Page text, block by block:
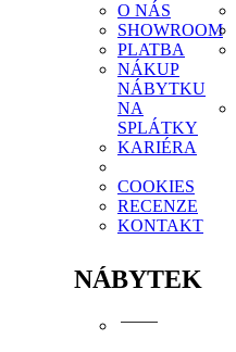
O NÁS
SHOWROOM
PLATBA
NÁKUP
NÁBYTKU
NA
SPLÁTKY
KARIÉRA
COOKIES
RECENZE
KONTAKT
NÁBYTEK